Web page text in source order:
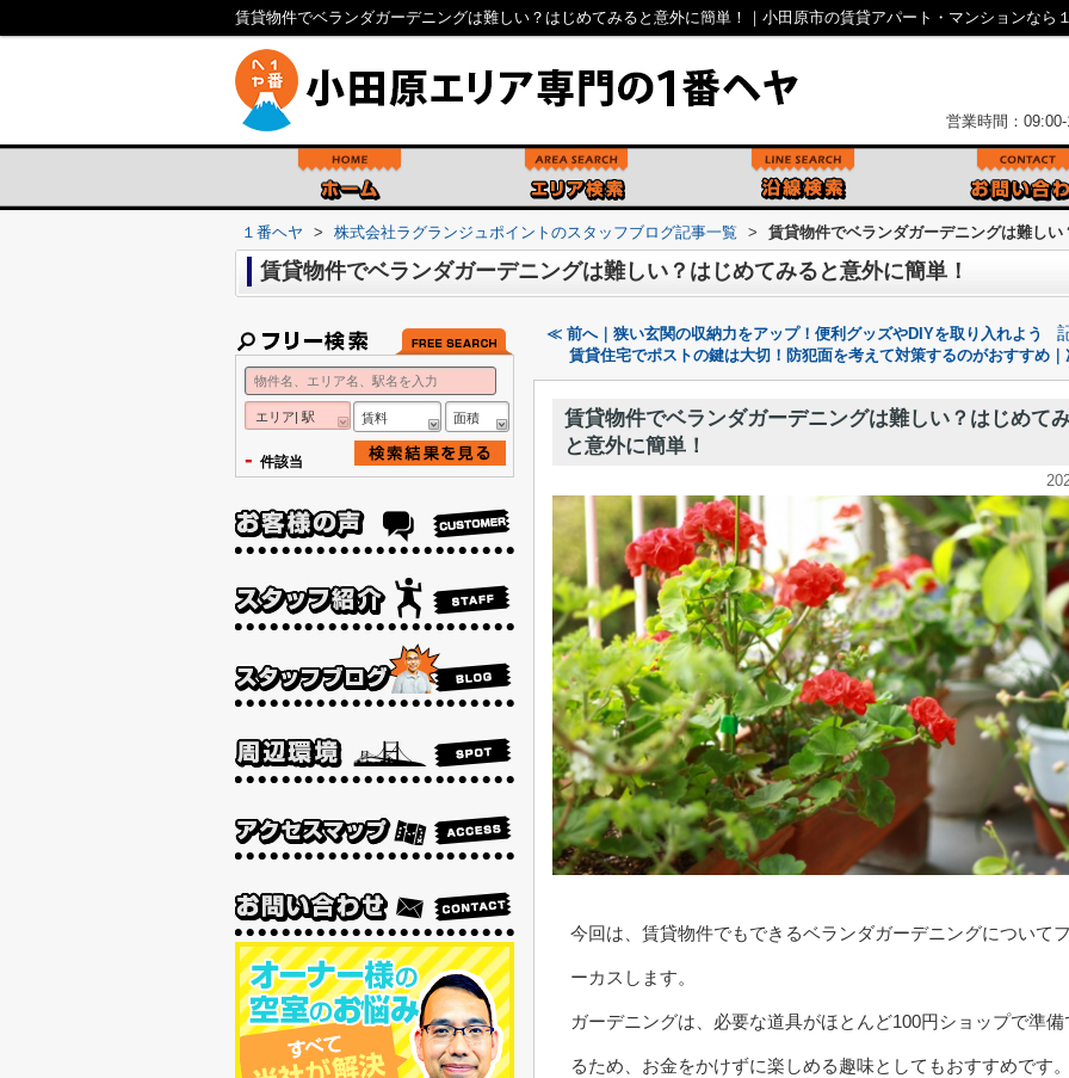
賃貸物件でベランダガーデニングは難しい？はじめてみると意外に簡単！｜小田原市の賃貸アパート・マンションなら
営業時間：
１番ヘヤ > 株式会社ラグランジュポイントのスタッフブログ記事一覧 > 賃貸物件でベランダガーデニングは難しい
賃貸物件でベランダガーデニングは難しい？はじめてみると意外に簡単！
≪ 前へ｜狭い玄関の収納力をアップ！便利グッズやDIYを取り入れよう
賃貸住宅でポストの鍵は大切！防犯面を考えて対策するのがおすすめ
賃貸物件でベランダガーデニングは難しい？はじめて
と意外に簡単！
今回は、賃貸物件でもできるベランダガーデニングについて
ーカスします。
ガーデニングは、必要な道具がほとんど100円ショップで準備
るため、お金をかけずに楽しめる趣味としてもおすすめです。
エリア| 駅 賃料 面積
- 件該当